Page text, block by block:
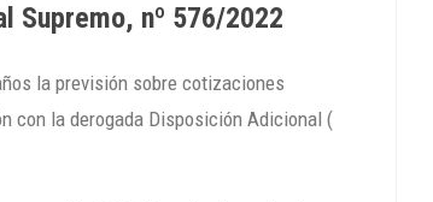
Supremo, nº 576/2022
la previsión sobre cotizaciones
con la derogada Disposición Adicional (